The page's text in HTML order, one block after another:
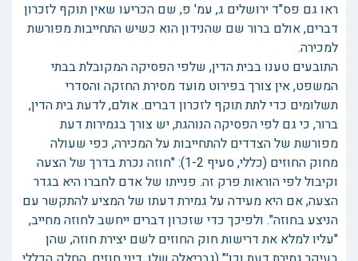
ראו גם פס"ד ירושלים ג, עמ' פ, שם הכריעו שאין תוקף לזכרון
דברים, אולם ברור שם שהנידון הוא כשיש התחייבות מפורשת
למכירה.
התובעים טענו בבית הדין, שלפי הפסיקה המקובלת בבתי
המשפט, אין צורך בפירוט מועד מסירת החזקה והסדרי
תשלומים כדי לתת תוקף לזכרון דברים. אולם, לדעת בית הדין,
ברור, כי גם לפי הפסיקה הנוהגת, יש צורך בגמירות דעת
מפורשת של הצדדים להתחייבות על המכירה, כפי שעולה
מחוק החוזים (כללי, סעיף 1-2): "חוזה נכרת בדרך של הצעה
וקיבול לפי הוראות פרק זה. פנייתו של אדם לחברו היא בגדר
הצעה, אם היא מעידה על גמירת דעתו של המציע להתקשר עם
הניצע בחוזה". ולפיכך כדי שזכרון דברים ייחשב לחוזה מחייב,
"עליו למלא את דרישות חוק החוזים לשם יצירת חוזה, שהן